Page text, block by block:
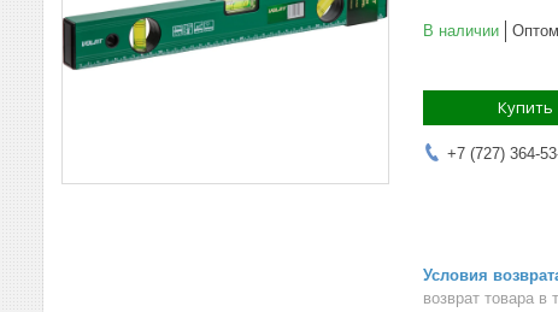
В наличии
Купить
+7 (727) 364-
возврат товара в